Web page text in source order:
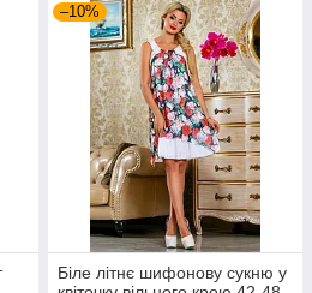
–10%
Біле літнє шифонову сукню у